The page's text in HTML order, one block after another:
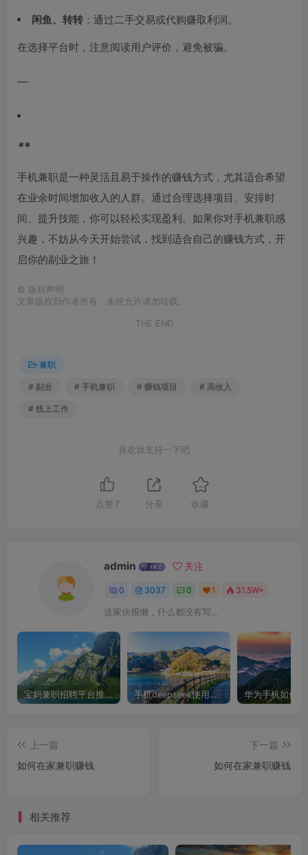
闲鱼、转转 ：通过二手交易或代购赚取利润。
在选择平台时，注意阅读用户评价，避免被骗。
—
**
手机兼职是一种灵活且易于操作的赚钱方式，尤其适合希望
在业余时间增加收入的人群。通过合理选择项目、安排时
间、提升技能，你可以轻松实现盈利。如果你对手机兼职感
兴趣，不妨从今天开始尝试，找到适合自己的赚钱方式，开
启你的副业之旅！
© 版权声明
文章版权归作者所有，未经允许请勿转载。
THE END
兼职
# 副业 # 手机兼职 # 赚钱项目 # 高收入
# 线上工作
喜欢就支持一下吧
点赞 7 分享 收藏
admin 关注
0 3037 0 1 31.5W+
这家伙很懒，什么都没有写...
宝妈兼职招聘平台推荐，轻松找到理想工作！ 手机deepseek使用全攻略，轻松实现画图与炒股功能
上一篇
如何在家兼职赚钱
下一篇
如何在家兼职赚钱
相关推荐